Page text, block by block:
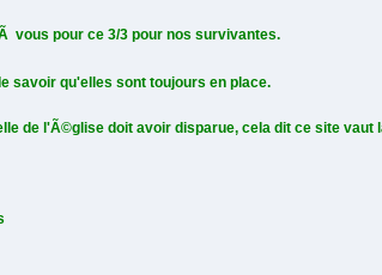
vous pour ce 3/3 pour nos survivantes.
savoir qu'elles sont toujours en place.
de l'Ã©glise doit avoir disparue, cela dit ce site vaut